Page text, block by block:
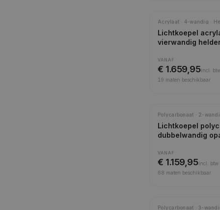
Acrylaat · 4-wandig ·
Lichtkoepel
vierwandig
VANAF
€ 1.659,95incl.
19 maten beschikbaar
Polycarbonaat · 2-
Lichtkoepel
dubbelwandig
VANAF
€ 1.159,95incl.
btw
68 maten beschikbaar
Polycarbonaat · 3-